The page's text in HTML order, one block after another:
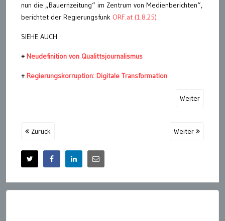
nun die „Bauernzeitung“ im Zentrum von Medienberichten“,
berichtet der Regierungsfunk ORF.at (1.8.25)
SIEHE AUCH
+ Neudefinition von Qualittsjournalismus
+ Regierungskorruption: Digitale Transformation
Weiter
Zurück Weiter